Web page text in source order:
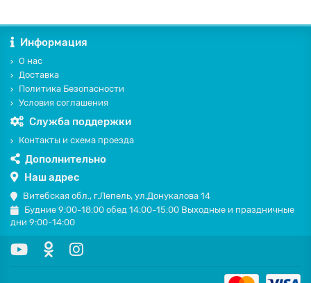
Информация
О нас
Доставка
Политика Безопасности
Условия соглашения
Служба поддержки
Контакты и схема проезда
Дополнительно
Наш адрес
Витебская обл., г.Лепель, ул.Донукалова 14
Будние 9:00-18:00 обед 14:00-15:00 Выходные и праздничные
дни 9:00-14:00